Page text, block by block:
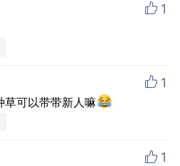
 1
 1
草可以带带新人嘛
 1